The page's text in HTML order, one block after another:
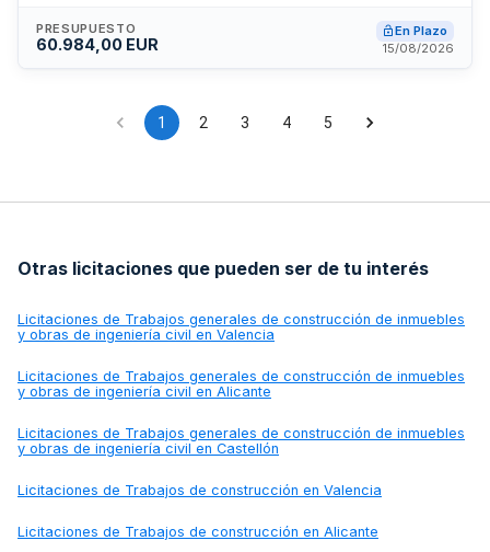
énfasis en seguridad, conservación y aptitud de uso. El
servicio abarca los centros municipales relacionados en el
PRESUPUESTO
60.984,00 EUR
En Plazo
15/08/2026
1 2 3 4 5
Otras licitaciones que pueden ser de tu interés
Licitaciones de Trabajos generales de construcción de inmuebles
y obras de ingeniería civil en Valencia
Licitaciones de Trabajos generales de construcción de inmuebles
y obras de ingeniería civil en Alicante
Licitaciones de Trabajos generales de construcción de inmuebles
y obras de ingeniería civil en Castellón
Licitaciones de Trabajos de construcción en Valencia
Licitaciones de Trabajos de construcción en Alicante